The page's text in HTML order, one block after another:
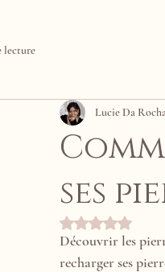
lecture
ses
Lucie Da
Noté NaN
Découvrir les
recharger ses